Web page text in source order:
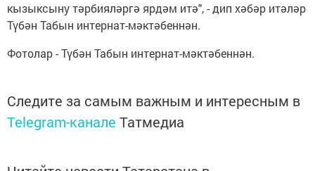
кызыксыну тәрбияләргә ярдәм итә", - дип хәбәр итәләр
Түбән Табын интернат-мәктәбеннән.
Фотолар - Түбән Табын интернат-мәктәбеннән.
Следите за самым важным и интересным в
Telegram-канале Татмедиа